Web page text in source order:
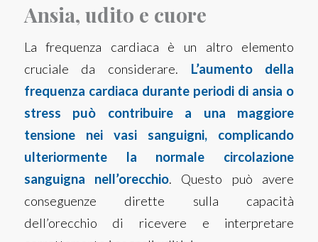
Ansia, udito e cuore
La frequenza cardiaca è un altro elemento
cruciale da considerare. L’aumento della
frequenza cardiaca durante periodi di ansia o
stress può contribuire a una maggiore
tensione nei vasi sanguigni, complicando
ulteriormente la normale circolazione
sanguigna nell’orecchio. Questo può avere
conseguenze dirette sulla capacità
dell’orecchio di ricevere e interpretare